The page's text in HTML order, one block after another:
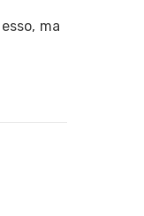
ma